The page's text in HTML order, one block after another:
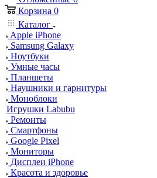
Корзина 0
Каталог
Apple iPhone
Samsung Galaxy
Ноутбуки
Умные часы
Планшеты
Наушники и гарнитуры
Моноблоки
Игрушки Labubu
Ремонты
Смартфоны
Google Pixel
Мониторы
Дисплеи iPhone
Красота и здоровье